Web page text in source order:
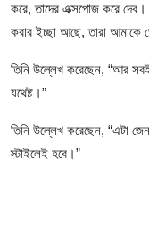
করে, তাদের এক্সপোজ করে দেব।
করার ইচ্ছা আছে, তারা আমাকে
তিনি উল্লেখ করেছেন, “আর
যথেষ্ট।”
তিনি উল্লেখ করেছেন, “এটা
স্টাইলেই হবে।”